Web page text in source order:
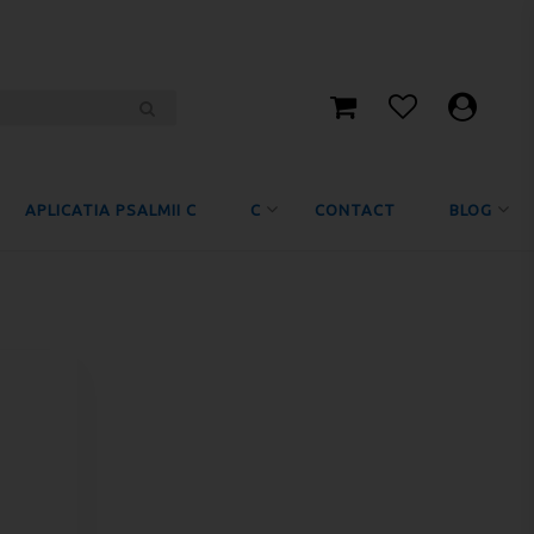
APLICATIA PSALMII C C CONTACT BLOG